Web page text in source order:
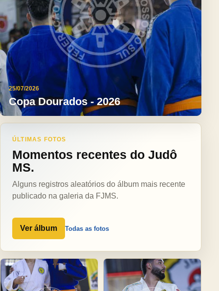
25/07/2026
Copa Dourados - 2026
ÚLTIMAS FOTOS
Momentos recentes do Judô
MS.
Alguns registros aleatórios do álbum mais recente
publicado na galeria da FJMS.
Ver álbum Todas as fotos